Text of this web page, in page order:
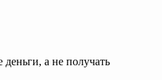
а не получать